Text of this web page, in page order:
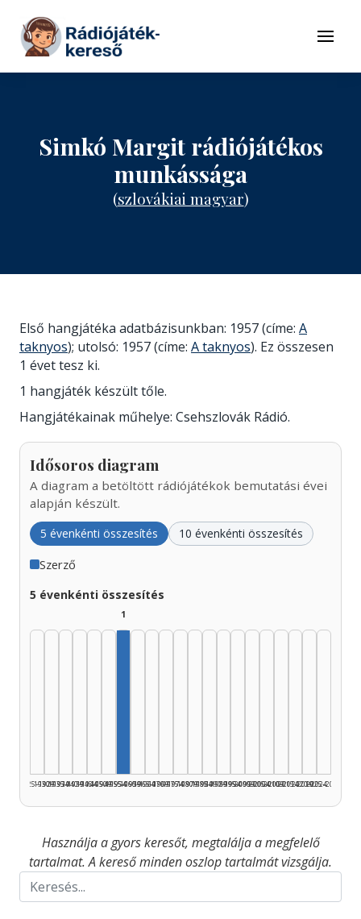
Tovább a tartalomhoz
Menü
Simkó Margit rádiójátékos
munkássága
(szlovákiai magyar)
Első hangjátéka adatbázisunkban: 1957 (címe: A
taknyos); utolsó: 1957 (címe: A taknyos). Ez összesen
1 évet tesz ki.
1 hangjáték készült tőle.
Hangjátékainak műhelye: Csehszlovák Rádió.
Idősoros diagram
A diagram a betöltött rádiójátékok bemutatási évei
alapján készült.
5 évenkénti összesítés 10 évenkénti összesítés
Szerző
5 évenkénti összesítés
1925–1929
1930–1934
1935–1939
1940–1944
1945–1949
1950–1954
1
1955–1959
1960–1964
1965–1969
1970–1974
1975–1979
1980–1984
1985–1989
1990–1994
1995–1999
2000–2004
2005–2009
2010–2014
2015–2019
2020–2024
2025–2026
Használja a gyors keresőt, megtalálja a megfelelő
tartalmat. A kereső minden oszlop tartalmát vizsgálja.